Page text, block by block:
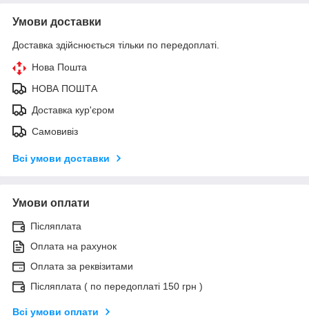
Умови доставки
Доставка здійснюється тільки по передоплаті.
Нова Пошта
НОВА ПОШТА
Доставка кур'єром
Самовивіз
Всі умови доставки
Умови оплати
Післяплата
Оплата на рахунок
Оплата за реквізитами
Післяплата ( по передоплаті 150 грн )
Всі умови оплати